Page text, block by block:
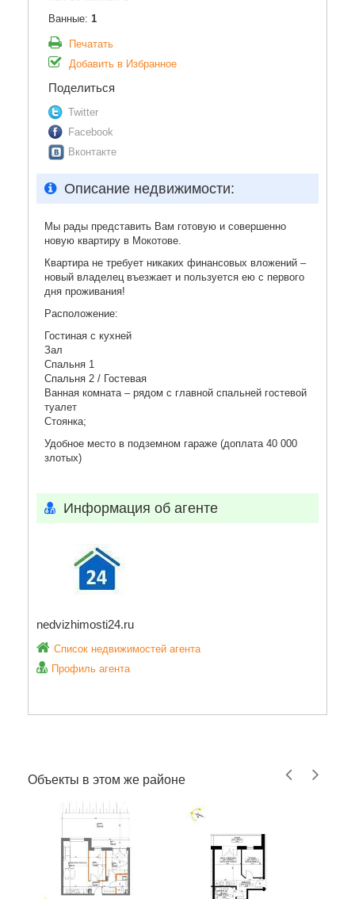
Ванные: 1
Печатать
Добавить в Избранное
Поделиться
Twitter
Facebook
Вконтакте
Описание недвижимости:
Мы рады представить Вам готовую и совершенно
новую квартиру в Мокотове.
Квартира не требует никаких финансовых вложений –
новый владелец въезжает и пользуется ею с первого
дня проживания!
Расположение:
Гостиная с кухней
Зал
Спальня 1
Спальня 2 / Гостевая
Ванная комната – рядом с главной спальней гостевой
туалет
Стоянка;
Удобное место в подземном гараже (доплата 40 000
злотых)
Информация об агенте
nedvizhimosti24.ru
Список недвижимостей агента
Профиль агента
Объекты в этом же районе